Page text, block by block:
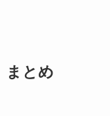
まとめ